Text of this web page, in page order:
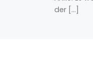
der […]